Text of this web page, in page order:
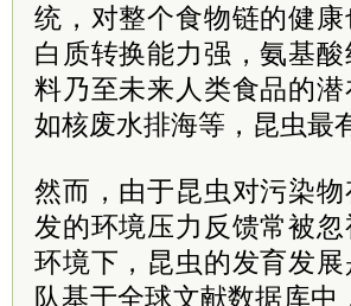
统，对整个食物链的健
白质转换能力强，氨基
料乃至未来人类食品的
如核废水排海等，昆虫最
然而，由于昆虫对污染
发的环境压力反馈常被
环境下，昆虫的发育发
队基于全球文献数据库